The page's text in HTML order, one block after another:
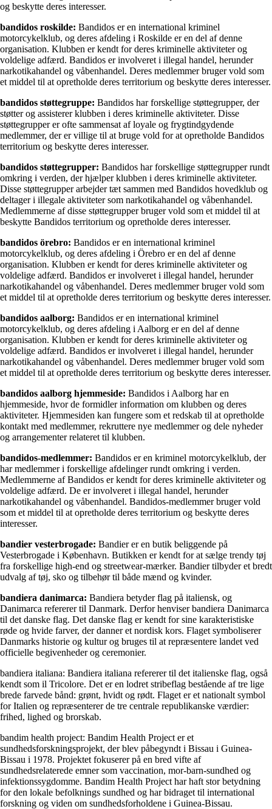
og beskytte deres interesser.
bandidos roskilde: Bandidos er en international kriminel
motorcykelklub, og deres afdeling i Roskilde er en del af denne
organisation. Klubben er kendt for deres kriminelle aktiviteter og
voldelige adfærd. Bandidos er involveret i illegal handel, herunder
narkotikahandel og våbenhandel. Deres medlemmer bruger vold som
et middel til at opretholde deres territorium og beskytte deres interesser.
bandidos støttegruppe: Bandidos har forskellige støttegrupper, der
støtter og assisterer klubben i deres kriminelle aktiviteter. Disse
støttegrupper er ofte sammensat af loyale og frygtindgydende
medlemmer, der er villige til at bruge vold for at opretholde Bandidos
territorium og beskytte deres interesser.
bandidos støttegrupper: Bandidos har forskellige støttegrupper rundt
omkring i verden, der hjælper klubben i deres kriminelle aktiviteter.
Disse støttegrupper arbejder tæt sammen med Bandidos hovedklub og
deltager i illegale aktiviteter som narkotikahandel og våbenhandel.
Medlemmerne af disse støttegrupper bruger vold som et middel til at
beskytte Bandidos territorium og opretholde deres interesser.
bandidos örebro: Bandidos er en international kriminel
motorcykelklub, og deres afdeling i Örebro er en del af denne
organisation. Klubben er kendt for deres kriminelle aktiviteter og
voldelige adfærd. Bandidos er involveret i illegal handel, herunder
narkotikahandel og våbenhandel. Deres medlemmer bruger vold som
et middel til at opretholde deres territorium og beskytte deres interesser.
bandidos aalborg: Bandidos er en international kriminel
motorcykelklub, og deres afdeling i Aalborg er en del af denne
organisation. Klubben er kendt for deres kriminelle aktiviteter og
voldelige adfærd. Bandidos er involveret i illegal handel, herunder
narkotikahandel og våbenhandel. Deres medlemmer bruger vold som
et middel til at opretholde deres territorium og beskytte deres interesser.
bandidos aalborg hjemmeside: Bandidos i Aalborg har en
hjemmeside, hvor de formidler information om klubben og deres
aktiviteter. Hjemmesiden kan fungere som et redskab til at opretholde
kontakt med medlemmer, rekruttere nye medlemmer og dele nyheder
og arrangementer relateret til klubben.
bandidos-medlemmer: Bandidos er en kriminel motorcykelklub, der
har medlemmer i forskellige afdelinger rundt omkring i verden.
Medlemmerne af Bandidos er kendt for deres kriminelle aktiviteter og
voldelige adfærd. De er involveret i illegal handel, herunder
narkotikahandel og våbenhandel. Bandidos-medlemmer bruger vold
som et middel til at opretholde deres territorium og beskytte deres
interesser.
bandier vesterbrogade: Bandier er en butik beliggende på
Vesterbrogade i København. Butikken er kendt for at sælge trendy tøj
fra forskellige high-end og streetwear-mærker. Bandier tilbyder et bredt
udvalg af tøj, sko og tilbehør til både mænd og kvinder.
bandiera danimarca: Bandiera betyder flag på italiensk, og
Danimarca refererer til Danmark. Derfor henviser bandiera Danimarca
til det danske flag. Det danske flag er kendt for sine karakteristiske
røde og hvide farver, der danner et nordisk kors. Flaget symboliserer
Danmarks historie og kultur og bruges til at repræsentere landet ved
officielle begivenheder og ceremonier.
bandiera italiana: Bandiera italiana refererer til det italienske flag, også
kendt som il Tricolore. Det er en lodret stribeflag bestående af tre lige
brede farvede bånd: grønt, hvidt og rødt. Flaget er et nationalt symbol
for Italien og repræsenterer de tre centrale republikanske værdier:
frihed, lighed og brorskab.
bandim health project: Bandim Health Project er et
sundhedsforskningsprojekt, der blev påbegyndt i Bissau i Guinea-
Bissau i 1978. Projektet fokuserer på en bred vifte af
sundhedsrelaterede emner som vaccination, mor-barn-sundhed og
infektionssygdomme. Bandim Health Project har haft stor betydning
for den lokale befolknings sundhed og har bidraget til international
forskning og viden om sundhedsforholdene i Guinea-Bissau.